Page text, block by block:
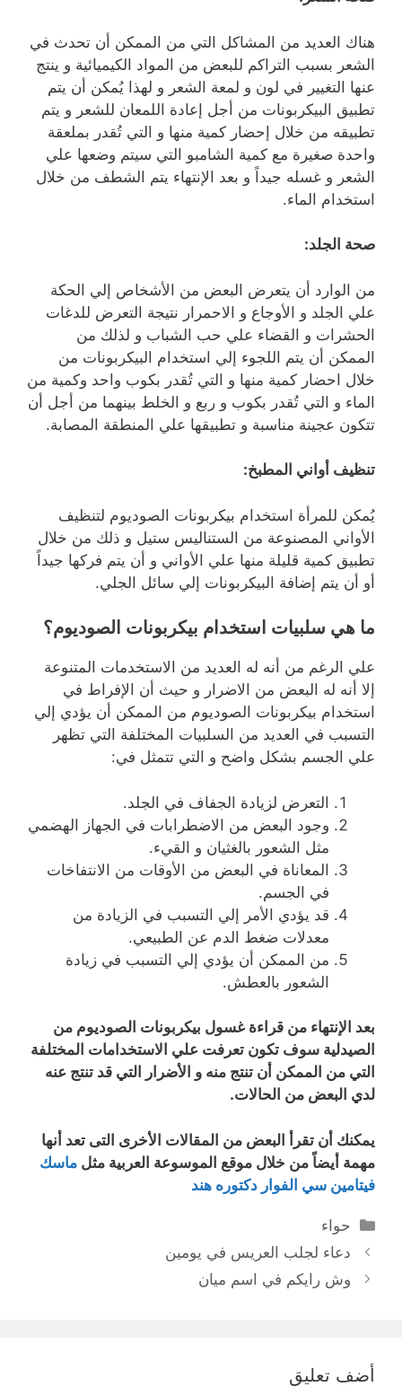
هناك العديد من المشاكل التي من الممكن أن تحدث في
الشعر بسبب التراكم للبعض من المواد الكيميائية و ينتج
عنها التغيير في لون و لمعة الشعر و لهذا يُمكن أن يتم
تطبيق البيكربونات من أجل إعادة اللمعان للشعر و يتم
تطبيقه من خلال إحضار كمية منها و التي تُقدر بملعقة
واحدة صغيرة مع كمية الشامبو التي سيتم وضعها علي
الشعر و غسله جيداً و بعد الإنتهاء يتم الشطف من خلال
استخدام الماء.
صحة الجلد:
من الوارد أن يتعرض البعض من الأشخاص إلي الحكة
علي الجلد و الأوجاع و الاحمرار نتيجة التعرض للدغات
الحشرات و القضاء علي حب الشباب و لذلك من
الممكن أن يتم اللجوء إلي استخدام البيكربونات من
خلال احضار كمية منها و التي تُقدر بكوب واحد وكمية من
الماء و التي تُقدر بكوب و ربع و الخلط بينهما من أجل أن
تتكون عجينة مناسبة و تطبيقها علي المنطقة المصابة.
تنظيف أواني المطبخ:
يُمكن للمرأة استخدام بيكربونات الصوديوم لتنظيف
الأواني المصنوعة من الستناليس ستيل و ذلك من خلال
تطبيق كمية قليلة منها علي الأواني و أن يتم فركها جيداً
أو أن يتم إضافة البيكربونات إلي سائل الجلي.
ما هي سلبيات استخدام بيكربونات الصوديوم؟
علي الرغم من أنه له العديد من الاستخدمات المتنوعة
إلا أنه له البعض من الاضرار و حيث أن الإفراط في
استخدام بيكربونات الصوديوم من الممكن أن يؤدي إلي
التسبب في العديد من السلبيات المختلفة التي تظهر
علي الجسم بشكل واضح و التي تتمثل في:
التعرض لزيادة الجفاف في الجلد.
وجود البعض من الاضطرابات في الجهاز الهضمي
مثل الشعور بالغثيان و القيء.
المعاناة في البعض من الأوقات من الانتفاخات
في الجسم.
قد يؤدي الأمر إلي التسبب في الزيادة من
معدلات ضغط الدم عن الطبيعي.
من الممكن أن يؤدي إلي التسبب في زيادة
الشعور بالعطش.
بعد الإنتهاء من قراءة غسول بيكربونات الصوديوم من
الصيدلية سوف تكون تعرفت علي الاستخدامات المختلفة
التي من الممكن أن تنتج منه و الأضرار التي قد تنتج عنه
لدي البعض من الحالات.
يمكنك أن تقرأ البعض من المقالات الأخرى التى تعد أنها
مهمة أيضاً من خلال موقع الموسوعة العربية مثل ماسك
فيتامين سي الفوار دكتوره هند
التصنيفات
حواء
دعاء لجلب العريس في يومين
وش رايكم في اسم ميان
أضف تعليق